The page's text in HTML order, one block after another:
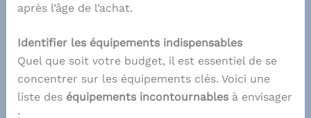
après l’âge de l’achat.
Identifier les équipements indispensables
Quel que soit votre budget, il est essentiel de se
concentrer sur les équipements clés. Voici une
liste des équipements incontournablesà envisager
: